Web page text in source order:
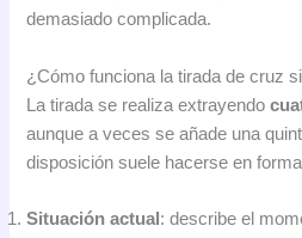
demasiado complicada.
¿Cómo funciona la tirada de cruz
La tirada se realiza extrayendo
aunque a veces se añade una
disposición suele hacerse en
Situación actual : describe el